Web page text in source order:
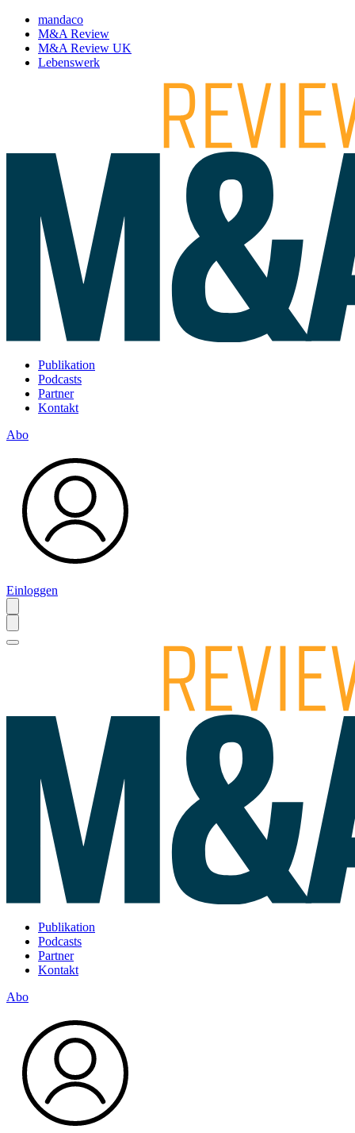
mandaco
M&A Review
M&A Review UK
Lebenswerk
Publikation
Podcasts
Partner
Kontakt
Abo
Einloggen
Publikation
Podcasts
Partner
Kontakt
Abo